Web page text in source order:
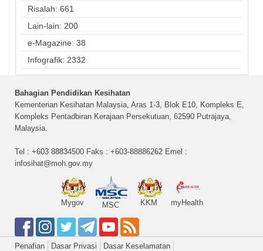
Risalah: 661
Lain-lain: 200
e-Magazine: 38
Infografik: 2332
Bahagian Pendidikan Kesihatan
Kementerian Kesihatan Malaysia, Aras 1-3, Blok E10, Kompleks E,
Kompleks Pentadbiran Kerajaan Persekutuan, 62590 Putrajaya,
Malaysia.
Tel : +603 88834500 Faks : +603-88886262 Emel :
infosihat@moh.gov.my
Mygov MSC KKM myHealth
Penafian Dasar Privasi Dasar Keselamatan